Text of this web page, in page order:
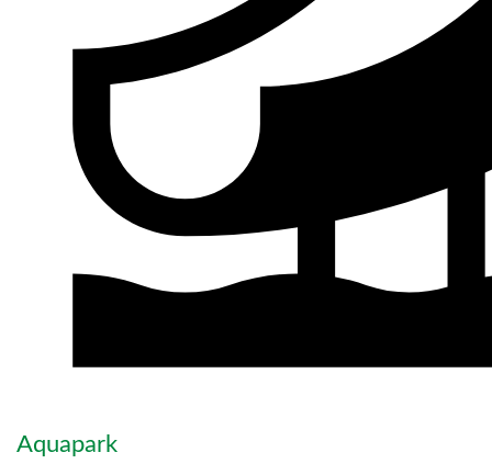
Aquapark